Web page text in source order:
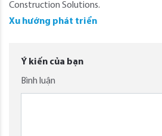
Construction Solutions.
Xu hướng phát triển
Ý kiến của bạn
Bình luận